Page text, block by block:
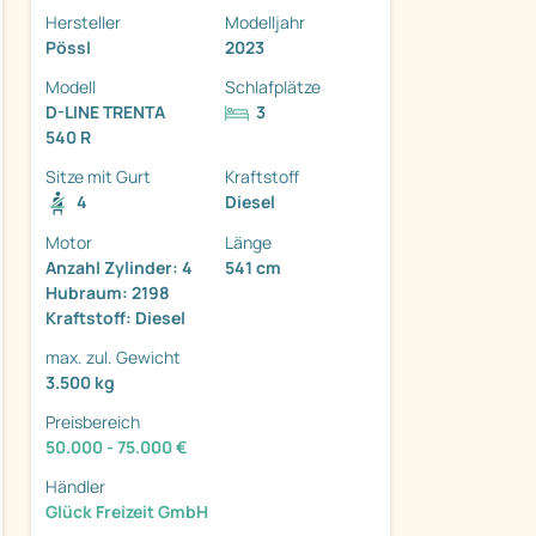
Hersteller
Pössl
Modelljahr
2023
Modell
D-LINE TRENTA
540 R
Schlafplätze
3
Sitze mit Gurt
4
Kraftstoff
Diesel
Motor
Anzahl Zylinder: 4
Hubraum: 2198
Kraftstoff: Diesel
Länge
541 cm
max. zul. Gewicht
3.500 kg
Preisbereich
50.000 - 75.000 €
Händler
Glück Freizeit GmbH